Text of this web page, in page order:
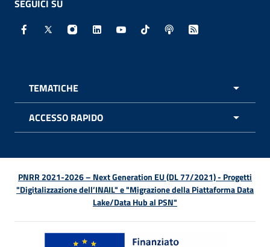
SEGUICI SU
Facebook - Sito esterno - Apertura in nuova finestra
X - Sito esterno - Apertura in nuova finestra
Instagram - Sito esterno - Apertura in
Linkedin - Sito esterno - Apertura in
Youtube - Sito esterno -
TikTok - Sito esterno -
Spreaker - Sito
Feed RSS -
TEMATICHE
ACCESSO RAPIDO
PNRR 2021-2026 – Next Generation EU (DL 77/2021) - Progetti
"Digitalizzazione dell’INAIL" e "Migrazione della Piattaforma Data
Lake/Data Hub al PSN"